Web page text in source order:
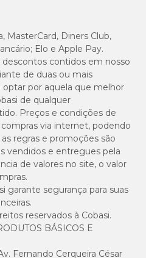
MasterCard, Diners Club,
Elo e Apple Pay.
descontos contidos em nosso
de duas ou mais
optar por aquela que melhor
de qualquer
Preços e condições de
via internet, podendo
as regras e promoções são
vendidos e entregues pela
de valores no site, o valor
garante segurança para suas
reservados à Cobasi.
BÁSICOS E
Fernando Cerqueira César